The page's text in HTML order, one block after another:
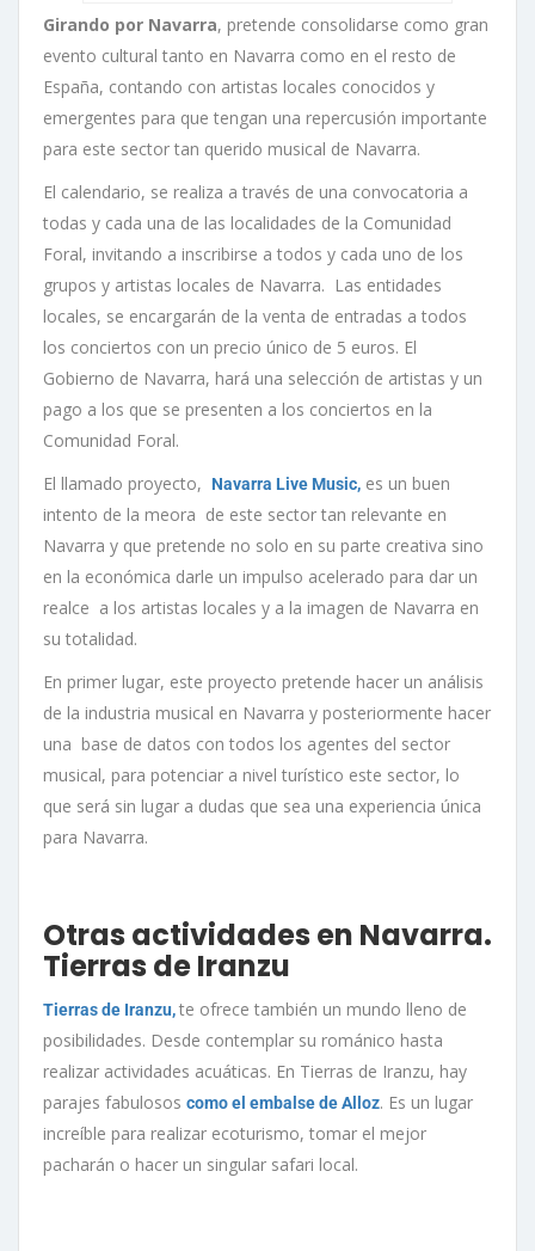
Girando por Navarra, pretende consolidarse como gran
evento cultural tanto en Navarra como en el resto de
España, contando con artistas locales conocidos y
emergentes para que tengan una repercusión importante
para este sector tan querido musical de Navarra.
El calendario, se realiza a través de una convocatoria a
todas y cada una de las localidades de la Comunidad
Foral, invitando a inscribirse a todos y cada uno de los
grupos y artistas locales de Navarra. Las entidades
locales, se encargarán de la venta de entradas a todos
los conciertos con un precio único de 5 euros. El
Gobierno de Navarra, hará una selección de artistas y un
pago a los que se presenten a los conciertos en la
Comunidad Foral.
El llamado proyecto,
Navarra Live Music, es un buen
intento de la meora de este sector tan relevante en
Navarra y que pretende no solo en su parte creativa sino
en la económica darle un impulso acelerado para dar un
realce a los artistas locales y a la imagen de Navarra en
su totalidad.
En primer lugar, este proyecto pretende hacer un análisis
de la industria musical en Navarra y posteriormente hacer
una base de datos con todos los agentes del sector
musical, para potenciar a nivel turístico este sector, lo
que será sin lugar a dudas que sea una experiencia única
para Navarra.
Otras actividades en Navarra.
Tierras de Iranzu
Tierras de Iranzu,te ofrece también un mundo lleno de
posibilidades. Desde contemplar su románico hasta
realizar actividades acuáticas. En Tierras de Iranzu, hay
parajes fabulosos como el embalse de Alloz. Es un lugar
increíble para realizar ecoturismo, tomar el mejor
pacharán o hacer un singular safari local.